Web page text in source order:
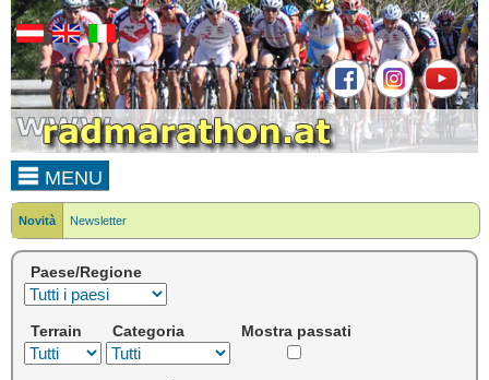
MENU
Novità Newsletter
Paese/Regione
Terrain Categoria Mostra passati